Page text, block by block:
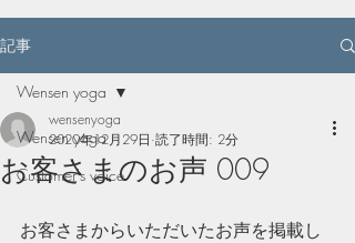
記事
Wensen yoga
Customer's voice
Wensen yoga
お客さまのお声 009
wensenyoga
2020年12月29日 読了時間: 2分
お客さまからいただいたお声を掲載し